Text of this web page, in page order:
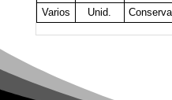
Varios
Unid.